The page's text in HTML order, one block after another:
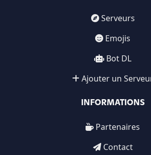
Serveurs
Emojis
Bot DL
Ajouter un
INFORMATIONS
Partenaires
Contact